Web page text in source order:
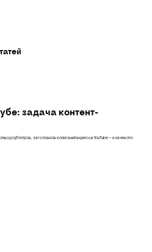
задача контент-
субтитров, заголовков и описаний видео на YouTube — и зачем это